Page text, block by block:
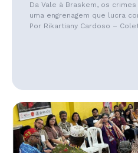
Da Vale à Braskem, os
uma engrenagem que lucra
Por Rikartiany Cardoso –